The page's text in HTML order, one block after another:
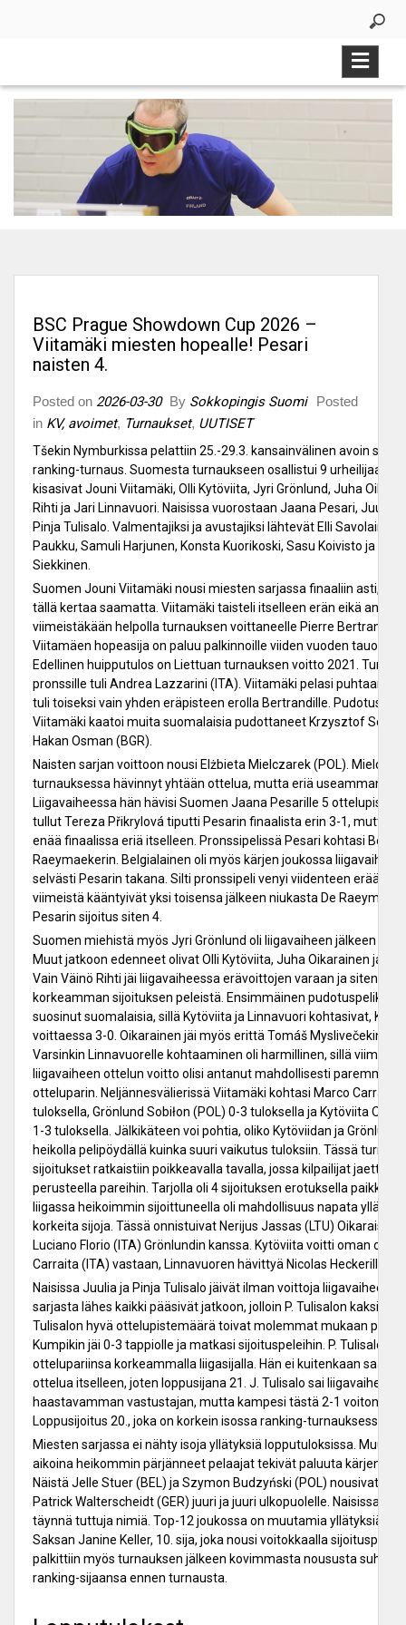
BSC Prague Showdown Cup 2026 –
Viitamäki miesten hopealle! Pesari
naisten 4.
Posted on 2026-03-30 By Sokkopingis Suomi
Posted
in KV, avoimet, Turnaukset, UUTISET
Tšekin Nymburkissa pelattiin 25.-29.3. kansainvälinen avoin
ranking-turnaus. Suomesta turnaukseen osallistui 9 urheilijaa.
kisasivat Jouni Viitamäki, Olli Kytöviita, Jyri Grönlund, Juha
Rihti ja Jari Linnavuori. Naisissa vuorostaan Jaana Pesari, Juulia
Pinja Tulisalo. Valmentajiksi ja avustajiksi lähtevät Elli Savolainen,
Paukku, Samuli Harjunen, Konsta Kuorikoski, Sasu Koivisto ja
Siekkinen.
Suomen Jouni Viitamäki nousi miesten sarjassa finaaliin asti,
tällä kertaa saamatta. Viitamäki taisteli itselleen erän eikä
viimeistäkään helpolla turnauksen voittaneelle Pierre Bertrandille
Viitamäen hopeasija on paluu palkinnoille viiden vuoden tauon
Edellinen huipputulos on Liettuan turnauksen voitto 2021.
pronssille tuli Andrea Lazzarini (ITA). Viitamäki pelasi puhtaan
tuli toiseksi vain yhden eräpisteen erolla Bertrandille.
Viitamäki kaatoi muita suomalaisia pudottaneet Krzysztof Sobiło
Hakan Osman (BGR).
Naisten sarjan voittoon nousi Elżbieta Mielczarek (POL).
turnauksessa hävinnyt yhtään ottelua, mutta eriä useamman.
Liigavaiheessa hän hävisi Suomen Jaana Pesarille 5
tullut Tereza Přikrylová tiputti Pesarin finaalista erin 3-1, mutta ei
enää finaalissa eriä itselleen. Pronssipelissä Pesari kohtasi
Raeymaekerin. Belgialainen oli myös kärjen joukossa
selvästi Pesarin takana. Silti pronssipeli venyi viidenteen erään,
viimeistä kääntyivät yksi toisensa jälkeen niukasta De
Pesarin sijoitus siten 4.
Suomen miehistä myös Jyri Grönlund oli liigavaiheen jälkeen
Muut jatkoon edenneet olivat Olli Kytöviita, Juha Oikarainen ja
Vain Väinö Rihti jäi liigavaiheessa erävoittojen varaan ja siten ulos
korkeamman sijoituksen peleistä. Ensimmäinen
suosinut suomalaisia, sillä Kytöviita ja Linnavuori kohtasivat,
voittaessa 3-0. Oikarainen jäi myös erittä Tomáš Myslivečekin
Varsinkin Linnavuorelle kohtaaminen oli harmillinen, sillä
liigavaiheen ottelun voitto olisi antanut mahdollisesti paremman
otteluparin. Neljännesvälierissä Viitamäki kohtasi Marco Carrain
tuloksella, Grönlund Sobiłon (POL) 0-3 tuloksella ja Kytöviita
1-3 tuloksella. Jälkikäteen voi pohtia, oliko Kytöviidan ja
heikolla pelipöydällä kuinka suuri vaikutus tuloksiin. Tässä
sijoitukset ratkaistiin poikkeavalla tavalla, jossa kilpailijat jaettiin
perusteella pareihin. Tarjolla oli 4 sijoituksen erotuksella paikkoja,
liigassa heikoimmin sijoittuneella oli mahdollisuus napata
korkeita sijoja. Tässä onnistuivat Nerijus Jassas (LTU) Oikaraisen
Luciano Florio (ITA) Grönlundin kanssa. Kytöviita voitti oman
Carraita (ITA) vastaan, Linnavuoren hävittyä Nicolas Heckerille
Naisissa Juulia ja Pinja Tulisalo jäivät ilman voittoja
sarjasta lähes kaikki pääsivät jatkoon, jolloin P. Tulisalon kaksi
Tulisalon hyvä ottelupistemäärä toivat molemmat mukaan
Kumpikin jäi 0-3 tappiolle ja matkasi sijoituspeleihin. P. Tulisalo
ottelupariinsa korkeammalla liigasijalla. Hän ei kuitenkaan
ottelua itselleen, joten loppusijana 21. J. Tulisalo sai liigavaiheen
haastavamman vastustajan, mutta kampesi tästä 2-1 voiton
Loppusijoitus 20., joka on korkein isossa ranking-turnauksessa.
Miesten sarjassa ei nähty isoja yllätyksiä lopputuloksissa.
aikoina heikommin pärjänneet pelaajat tekivät paluuta kärjen
Näistä Jelle Stuer (BEL) ja Szymon Budzyński (POL) nousivat
Patrick Walterscheidt (GER) juuri ja juuri ulkopuolelle. Naisissa
täynnä tuttuja nimiä. Top-12 joukossa on muutamia yllätyksiä,
Saksan Janine Keller, 10. sija, joka nousi voitokkaalla
palkittiin myös turnauksen jälkeen kovimmasta noususta
ranking-sijaansa ennen turnausta.